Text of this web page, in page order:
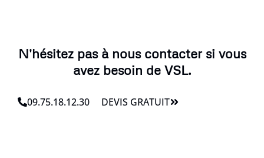
N'hésitez pas à nous contacter si vous
avez besoin de VSL.
09.75.18.12.30 DEVIS GRATUIT